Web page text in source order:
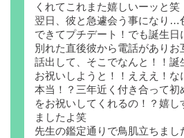
くれてこれまた嬉しいーッと笑
翌日、彼と急遽会う事になり…
できてプチデート！でも誕生
別れた直後彼から電話がありお
話出して、そこでなんと！！誕
お祝いしようと！！えええ！な
本当！？三年近く付き合って初
をお祝いしてくれるの！？嬉し
ましたよ笑
先生の鑑定通りで鳥肌立ちまし